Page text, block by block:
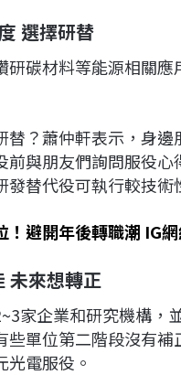
選擇研替
研碳材料等能源相關
替？蕭仲軒表示，身
前與朋友們詢問服役
發替代役可執行較技
！避開年後轉職潮 IG
未來想轉正
家企業和研究機構，
些單位第二階段沒有
電服役。